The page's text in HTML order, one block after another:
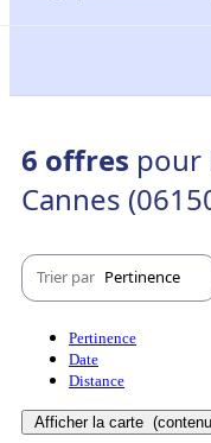
6 offres pour
Cannes
Trier par Pertinence
Pertinence
Date
Distance
Afficher la carte